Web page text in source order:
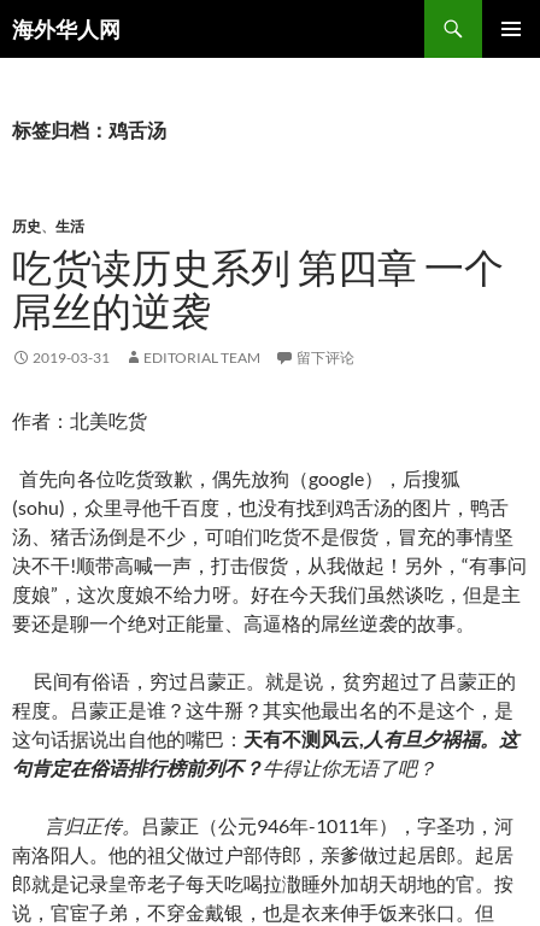
海外华人网
搜
索
文
标签归档：鸡舌汤
历史、 生活
吃货读历史系列 第四章 一个
屌丝的逆袭
2019-03-31 EDITORIAL TEAM 留下评论
作者： 北美吃货
首先向各位吃货致歉，偶先放狗（google），后搜狐
(sohu)，众里寻他千百度，也没有找到鸡舌汤的图片，鸭舌
汤、猪舌汤倒是不少，可咱们吃货不是假货，冒充的事情坚
决不干!顺带高喊一声，打击假货，从我做起！另外，“有事问
度娘”，这次度娘不给力呀。好在今天我们虽然谈吃，但是主
要还是聊一个绝对正能量、高逼格的屌丝逆袭的故事。
民间有俗语，穷过吕蒙正。就是说，贫穷超过了吕蒙正的
程度。吕蒙正是谁？这牛掰？其实他最出名的不是这个，是
这句话据说出自他的嘴巴： 天有不测风云, 人有旦夕祸福。这
句肯定在俗语排行榜前列不？牛得让你无语了吧？
言归正传。
吕蒙正（公元946年-1011年），字圣功，河
南洛阳人。他的祖父做过户部侍郎，亲爹做过起居郎。起居
郎就是记录皇帝老子每天吃喝拉潵睡外加胡天胡地的官。按
说，官宦子弟，不穿金戴银，也是衣来伸手饭来张口。但